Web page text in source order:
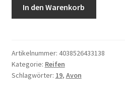
(60W)
TL
AV75
In den Warenkorb
Artikelnummer: 4038526433138
Kategorie: Reifen
Schlagwörter: 19, Avon